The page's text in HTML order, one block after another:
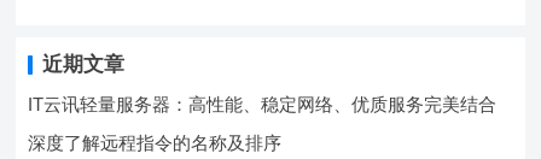
近期文章
IT云讯轻量服务器：高性能、稳定网络、优质服务完美结合
深度了解远程指令的名称及排序